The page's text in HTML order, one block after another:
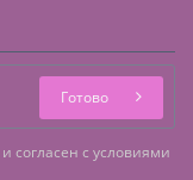
и согласен с условиями
Готово